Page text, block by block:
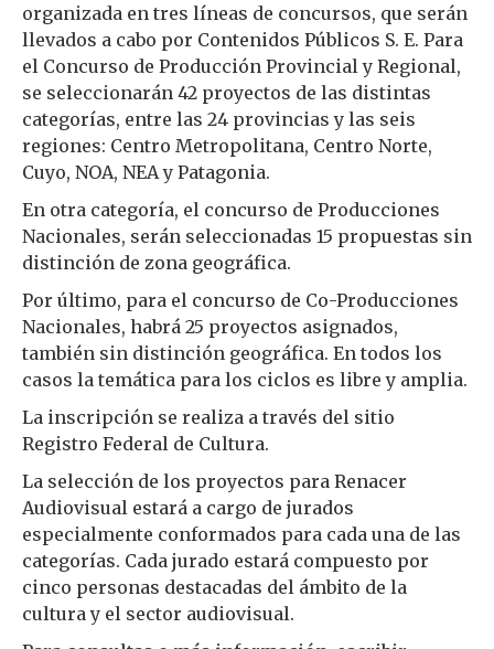
organizada en tres líneas de concursos, que serán
llevados a cabo por Contenidos Públicos S. E. Para
el Concurso de Producción Provincial y Regional,
se seleccionarán 42 proyectos de las distintas
categorías, entre las 24 provincias y las seis
regiones: Centro Metropolitana, Centro Norte,
Cuyo, NOA, NEA y Patagonia.
En otra categoría, el concurso de Producciones
Nacionales, serán seleccionadas 15 propuestas sin
distinción de zona geográfica.
Por último, para el concurso de Co-Producciones
Nacionales, habrá 25 proyectos asignados,
también sin distinción geográfica. En todos los
casos la temática para los ciclos es libre y amplia.
La inscripción se realiza a través del sitio
Registro Federal de Cultura.
La selección de los proyectos para Renacer
Audiovisual estará a cargo de jurados
especialmente conformados para cada una de las
categorías. Cada jurado estará compuesto por
cinco personas destacadas del ámbito de la
cultura y el sector audiovisual.